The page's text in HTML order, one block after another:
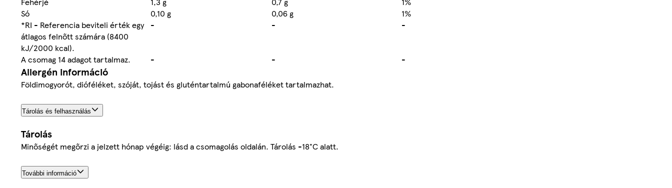
Só
0,10 g 0,06 g
1%
*RI - Referencia beviteli érték egy
átlagos felnőtt számára (8400
kJ/2000 kcal).
- - -
A csomag 14 adagot tartalmaz. - - -
Allergén információ
Földimogyorót, dióféléket, szóját, tojást és gluténtartalmú gabonaféléket tartalmazhat.
Tárolás és felhasználás
Tárolás
Minőségét megőrzi a jelzett hónap végéig: lásd a csomagolás oldalán. Tárolás -18°C alatt.
További információ